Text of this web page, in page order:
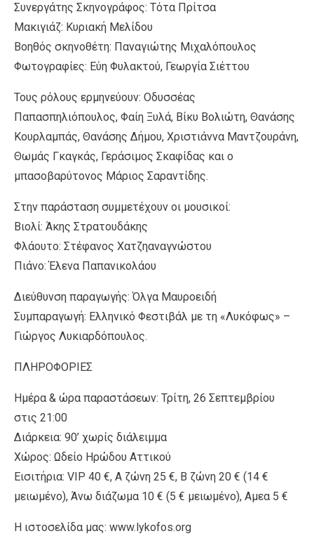
Συνεργάτης Σκηνογράφος: Τότα Πρίτσα
Μακιγιάζ: Κυριακή Μελίδου
Βοηθός σκηνοθέτη: Παναγιώτης Μιχαλόπουλος
Φωτογραφίες: Εύη Φυλακτού, Γεωργία Σιέττου
Τους ρόλους ερμηνεύουν: Οδυσσέας
Παπασπηλιόπουλος, Φαίη Ξυλά, Βίκυ Βολιώτη, Θανάσης
Κουρλαμπάς, Θανάσης Δήμου, Χριστιάννα Μαντζουράνη,
Θωμάς Γκαγκάς, Γεράσιμος Σκαφίδας και ο
μπασοβαρύτονος Μάριος Σαραντίδης.
Στην παράσταση συμμετέχουν οι μουσικοί:
Βιολί: Άκης Στρατουδάκης
Φλάουτο: Στέφανος Χατζηαναγνώστου
Πιάνο: Έλενα Παπανικολάου
Διεύθυνση παραγωγής: Όλγα Μαυροειδή
Συμπαραγωγή: Ελληνικό Φεστιβάλ με τη «Λυκόφως» –
Γιώργος Λυκιαρδόπουλος.
ΠΛΗΡΟΦΟΡΙΕΣ
Ημέρα & ώρα παραστάσεων: Τρίτη, 26 Σεπτεμβρίου
στις 21:00
Διάρκεια: 90’ χωρίς διάλειμμα
Χώρος: Ωδείο Ηρώδου Αττικού
Εισιτήρια: VIP 40 €, Α ζώνη 25 €, Β ζώνη 20 € (14 €
μειωμένο), Άνω διάζωμα 10 € (5 € μειωμένο), Αμεα 5 €
Η ιστοσελίδα μας: www.lykofos.org